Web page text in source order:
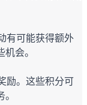
有可能获得额外
会。
励。这些积分可